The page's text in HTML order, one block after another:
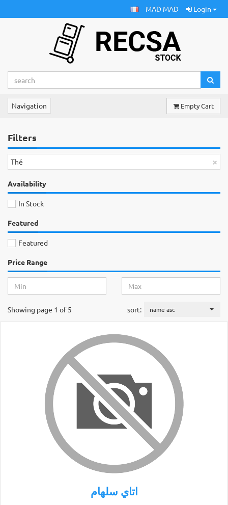
MAD MAD Login
Navigation Empty Cart
Filters
×
Thé
Availability
In Stock
Featured
Featured
Price Range
sort: name asc
Showing page 1 of 5
اتاي سلهام